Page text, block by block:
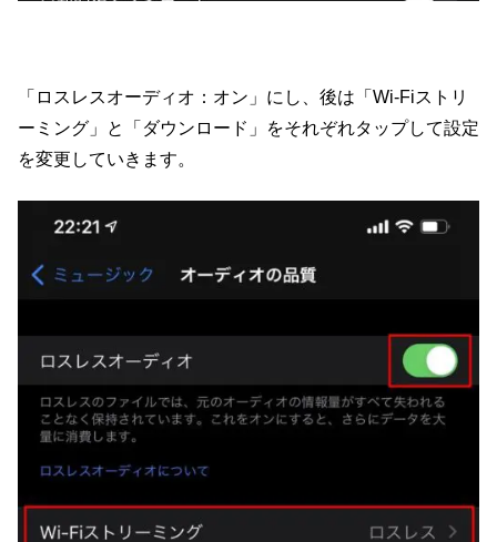
「ロスレスオーディオ：オン」にし、後は「Wi-Fiストリ
ーミング」と「ダウンロード」をそれぞれタップして設定
を変更していきます。